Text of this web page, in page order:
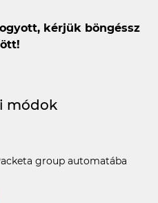
kérjük böngéssz
módok
group automatába